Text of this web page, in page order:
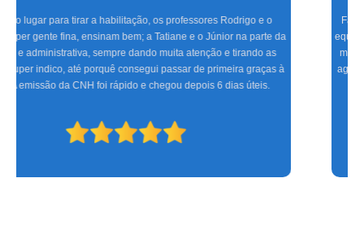
Fazer aulas com a Marinho foi a melhor experiência que tive, com uma
equipe altamente treinada, profissionais de excelente gabarito, foram seis
meses de muita alegria e sucesso do CFC às aulas práticas, só tenho a
agradecer. Espero que os novos condutores tenham a mesma satisfação
que eu.